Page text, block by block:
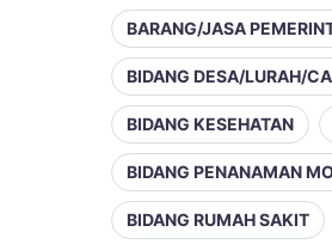
BARANG/JASA
BIDANG DESA/LURAH/
BIDANG KESEHATAN
BIDANG PENANAMAN
BIDANG RUMAH SAKIT